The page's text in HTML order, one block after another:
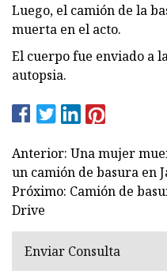
Luego, el camión de la
muerta en el acto.
El cuerpo fue enviado a
autopsia.
Anterior: Una mujer
un camión de basura en
Próximo: Camión de
Drive
Enviar Consulta